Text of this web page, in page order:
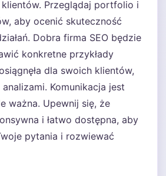
Przeglądaj portfolio i
aby ocenić skuteczność
Dobra firma SEO będzie
konkretne przykłady
dla swoich klientów,
Komunikacja jest
ważna. Upewnij się, że
i łatwo dostępna, aby
pytania i rozwiewać